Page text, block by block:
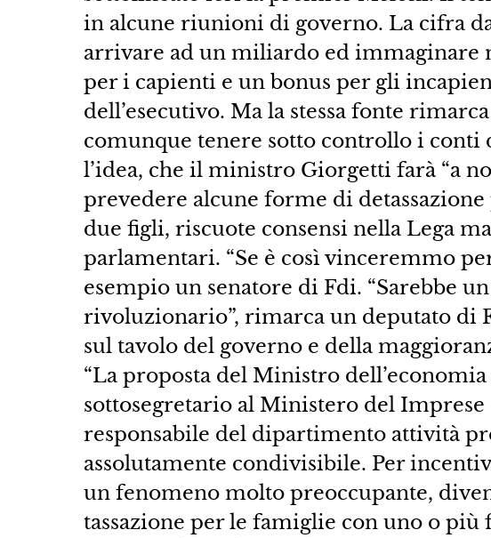
in alcune riunioni di governo. La cifra da
arrivare ad un miliardo ed immaginare
per i capienti e un bonus per gli
dell’esecutivo. Ma la stessa fonte
comunque tenere sotto controllo i conti
l’idea, che il ministro Giorgetti farà “a
prevedere alcune forme di
due figli, riscuote consensi nella Lega
parlamentari. “Se è così vinceremmo
esempio un senatore di Fdi. “Sarebbe
rivoluzionario”, rimarca un deputato di
sul tavolo del governo e della
“La proposta del Ministro
sottosegretario al Ministero del
responsabile del dipartimento attività
assolutamente condivisibile. Per
un fenomeno molto preoccupante,
tassazione per le famiglie con uno o più